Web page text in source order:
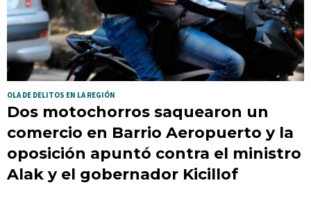
OLA DE DELITOS EN LA REGIÓN
Dos motochorros saquearon un
comercio en Barrio Aeropuerto y la
oposición apuntó contra el ministro
Alak y el gobernador Kicillof